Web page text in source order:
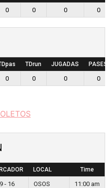
0 0 0 0
TDrun JUGADAS PASES
0 0 0 0
LOCAL Time
9 - 16 OSOS 11:00 am